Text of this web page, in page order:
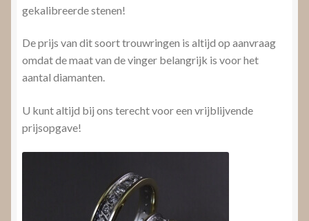
gekalibreerde stenen!
De prijs van dit soort trouwringen is altijd op aanvraag
omdat de maat van de vinger belangrijk is voor het
aantal diamanten.
U kunt altijd bij ons terecht voor een vrijblijvende
prijsopgave!